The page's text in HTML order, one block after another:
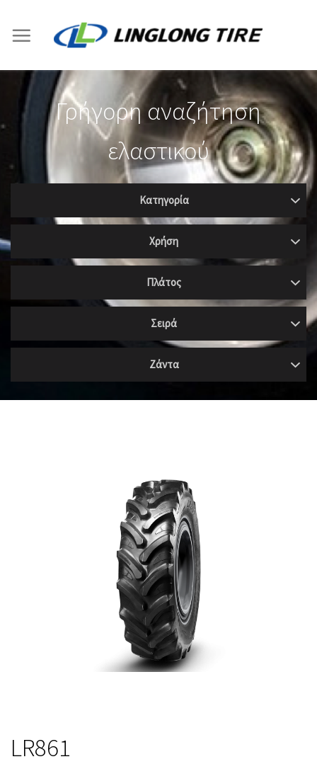
content
Γρήγορη αναζήτηση
ελαστικού
Κατηγορία
Χρήση
Πλάτος
Σειρά
Ζάντα
LR861